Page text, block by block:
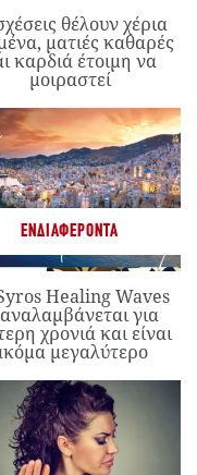
θέλουν χέρια
ματιές καθαρές
καρδιά έτοιμη να
μοιραστεί
ΕΝΔΙΑΦΈΡΟΝΤΑ
Healing Waves
για
χρονιά και είναι
μεγαλύτερο